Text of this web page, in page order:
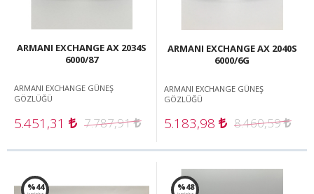
ARMANI EXCHANGE AX 2034S
6000/87
ARMANI EXCHANGE GÜNEŞ
GÖZLÜĞÜ
5.451,31 7.787,91
ARMANI EXCHANGE AX 2040S
6000/6G
ARMANI EXCHANGE GÜNEŞ
GÖZLÜĞÜ
5.183,98 8.460,59
%44 %48